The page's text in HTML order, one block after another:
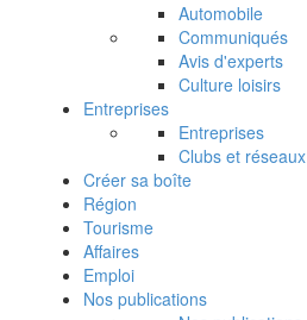
Automobile
Communiqués
Avis d'experts
Culture loisirs
Entreprises
Entreprises
Clubs et réseaux
Créer sa boîte
Région
Tourisme
Affaires
Emploi
Nos publications